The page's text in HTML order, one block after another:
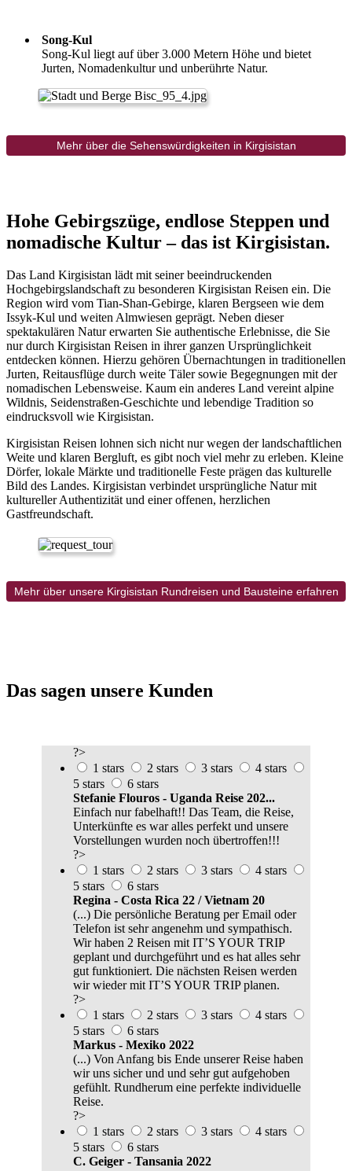
Song-Kul
Song-Kul liegt auf über 3.000 Metern Höhe und bietet
Jurten, Nomadenkultur und unberührte Natur.
Mehr über die Sehenswürdigkeiten in Kirgisistan
Hohe Gebirgszüge, endlose Steppen und
nomadische Kultur – das ist Kirgisistan.
Das Land Kirgisistan lädt mit seiner beeindruckenden
Hochgebirgslandschaft zu besonderen Kirgisistan Reisen ein. Die
Region wird vom Tian-Shan-Gebirge, klaren Bergseen wie dem
Issyk-Kul und weiten Almwiesen geprägt. Neben dieser
spektakulären Natur erwarten Sie authentische Erlebnisse, die Sie
nur durch Kirgisistan Reisen in ihrer ganzen Ursprünglichkeit
entdecken können. Hierzu gehören Übernachtungen in traditionellen
Jurten, Reitausflüge durch weite Täler sowie Begegnungen mit der
nomadischen Lebensweise. Kaum ein anderes Land vereint alpine
Wildnis, Seidenstraßen-Geschichte und lebendige Tradition so
eindrucksvoll wie Kirgisistan.
Kirgisistan Reisen lohnen sich nicht nur wegen der landschaftlichen
Weite und klaren Bergluft, es gibt noch viel mehr zu erleben. Kleine
Dörfer, lokale Märkte und traditionelle Feste prägen das kulturelle
Bild des Landes. Kirgisistan verbindet ursprüngliche Natur mit
kultureller Authentizität und einer offenen, herzlichen
Gastfreundschaft.
Mehr über unsere Kirgisistan Rundreisen und Bausteine erfahren
Das sagen unsere Kunden
?>
1 stars
2 stars 3 stars
4 stars
5 stars
6 stars
Stefanie Flouros - Uganda Reise 202...
Einfach nur fabelhaft!! Das Team, die Reise,
Unterkünfte es war alles perfekt und unsere
Vorstellungen wurden noch übertroffen!!!
?>
1 stars
2 stars 3 stars
4 stars
5 stars
6 stars
Regina - Costa Rica 22 / Vietnam 20
(...) Die persönliche Beratung per Email oder
Telefon ist sehr angenehm und sympathisch.
Wir haben 2 Reisen mit IT’S YOUR TRIP
geplant und durchgeführt und es hat alles sehr
gut funktioniert. Die nächsten Reisen werden
wir wieder mit IT’S YOUR TRIP planen.
?>
1 stars
2 stars 3 stars
4 stars
5 stars
6 stars
Markus - Mexiko 2022
(...) Von Anfang bis Ende unserer Reise haben
wir uns sicher und und sehr gut aufgehoben
gefühlt. Rundherum eine perfekte individuelle
Reise.
?>
1 stars
2 stars 3 stars
4 stars
5 stars
6 stars
C. Geiger - Tansania 2022